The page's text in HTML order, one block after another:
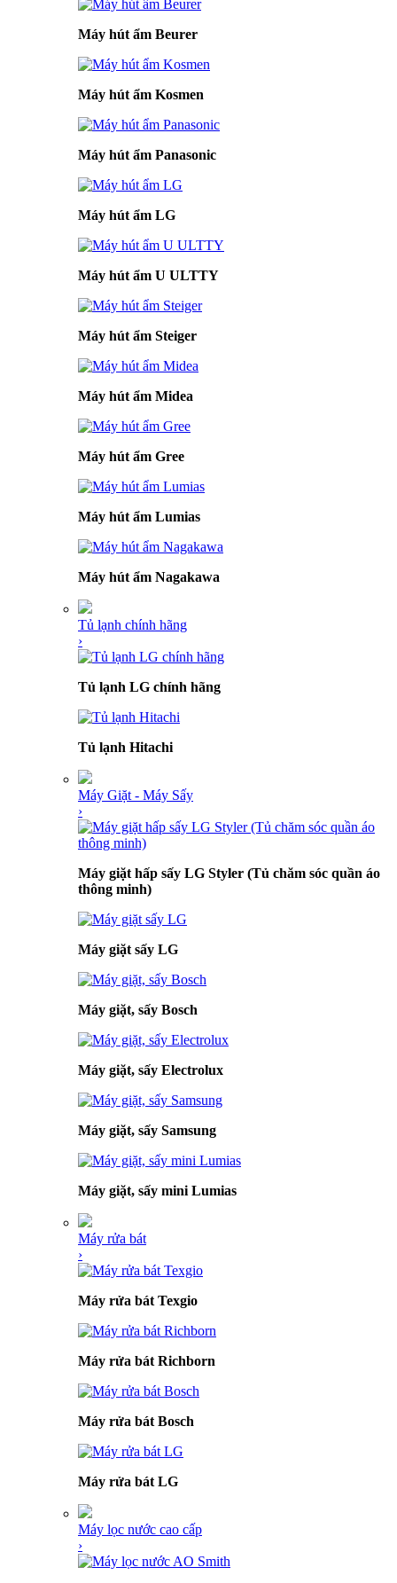
Máy hút ẩm Beurer
Máy hút ẩm Kosmen
Máy hút ẩm Panasonic
Máy hút ẩm LG
Máy hút ẩm U ULTTY
Máy hút ẩm Steiger
Máy hút ẩm Midea
Máy hút ẩm Gree
Máy hút ẩm Lumias
Máy hút ẩm Nagakawa
Tủ lạnh chính hãng
›
Tủ lạnh LG chính hãng
Tủ lạnh Hitachi
Máy Giặt - Máy Sấy
›
Máy giặt hấp sấy LG Styler (Tủ chăm sóc quần áo
thông minh)
Máy giặt sấy LG
Máy giặt, sấy Bosch
Máy giặt, sấy Electrolux
Máy giặt, sấy Samsung
Máy giặt, sấy mini Lumias
Máy rửa bát
›
Máy rửa bát Texgio
Máy rửa bát Richborn
Máy rửa bát Bosch
Máy rửa bát LG
Máy lọc nước cao cấp
›